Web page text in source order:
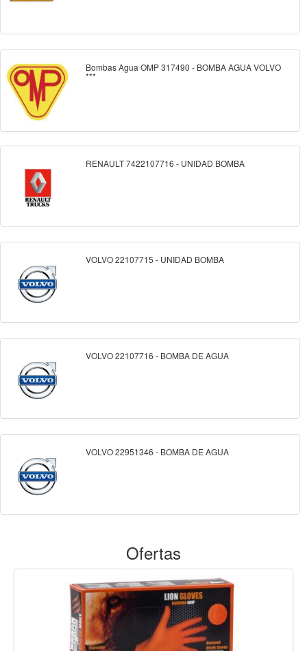
Bombas Agua OMP 317490 - BOMBA AGUA VOLVO
***
RENAULT 7422107716 - UNIDAD BOMBA
VOLVO 22107715 - UNIDAD BOMBA
VOLVO 22107716 - BOMBA DE AGUA
VOLVO 22951346 - BOMBA DE AGUA
Ofertas